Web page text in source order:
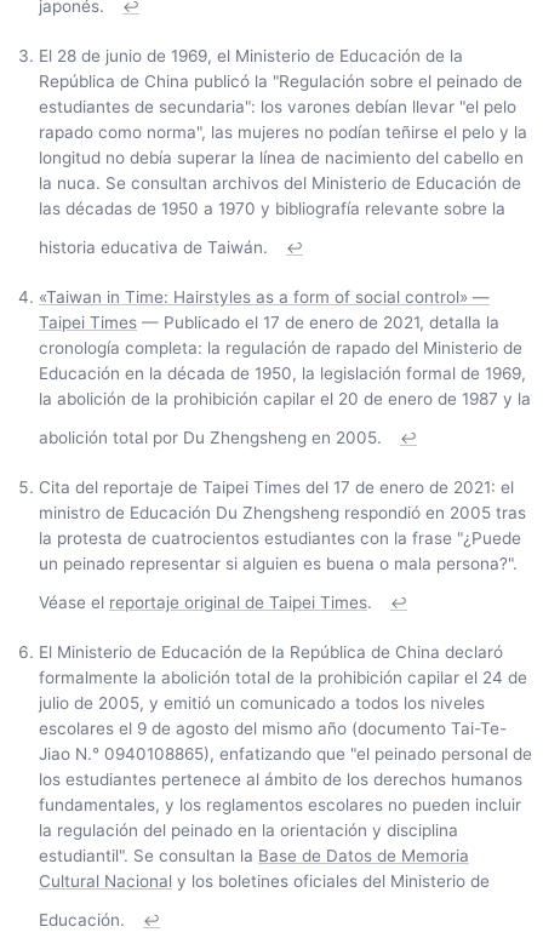
japonés. ↩
El 28 de junio de 1969, el Ministerio de Educación de la
República de China publicó la "Regulación sobre el peinado de
estudiantes de secundaria": los varones debían llevar "el pelo
rapado como norma", las mujeres no podían teñirse el pelo y la
longitud no debía superar la línea de nacimiento del cabello en
la nuca. Se consultan archivos del Ministerio de Educación de
las décadas de 1950 a 1970 y bibliografía relevante sobre la
historia educativa de Taiwán.
↩
«Taiwan in Time: Hairstyles as a form of social control» —
Taipei Times — Publicado el 17 de enero de 2021, detalla la
cronología completa: la regulación de rapado del Ministerio de
Educación en la década de 1950, la legislación formal de 1969,
la abolición de la prohibición capilar el 20 de enero de 1987 y la
abolición total por Du Zhengsheng en 2005.
↩
Cita del reportaje de Taipei Times del 17 de enero de 2021: el
ministro de Educación Du Zhengsheng respondió en 2005 tras
la protesta de cuatrocientos estudiantes con la frase "¿Puede
un peinado representar si alguien es buena o mala persona?".
Véase el reportaje original de Taipei Times. ↩
El Ministerio de Educación de la República de China declaró
formalmente la abolición total de la prohibición capilar el 24 de
julio de 2005, y emitió un comunicado a todos los niveles
escolares el 9 de agosto del mismo año (documento Tai-Te-
Jiao N.° 0940108865), enfatizando que "el peinado personal de
los estudiantes pertenece al ámbito de los derechos humanos
fundamentales, y los reglamentos escolares no pueden incluir
la regulación del peinado en la orientación y disciplina
estudiantil". Se consultan la Base de Datos de Memoria
Cultural Nacional y los boletines oficiales del Ministerio de
Educación.
↩